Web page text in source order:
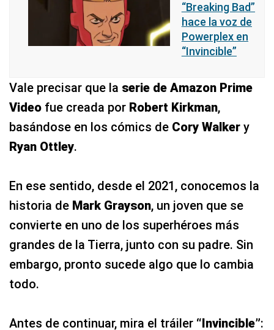
“Breaking Bad”
hace la voz de
Powerplex en
“Invincible”
Vale precisar que la serie de Amazon Prime
Video fue creada por Robert Kirkman,
basándose en los cómics de Cory Walker y
Ryan Ottley.
En ese sentido, desde el 2021, conocemos la
historia de Mark Grayson, un joven que se
convierte en uno de los superhéroes más
grandes de la Tierra, junto con su padre. Sin
embargo, pronto sucede algo que lo cambia
todo.
Antes de continuar, mira el tráiler “Invincible”: